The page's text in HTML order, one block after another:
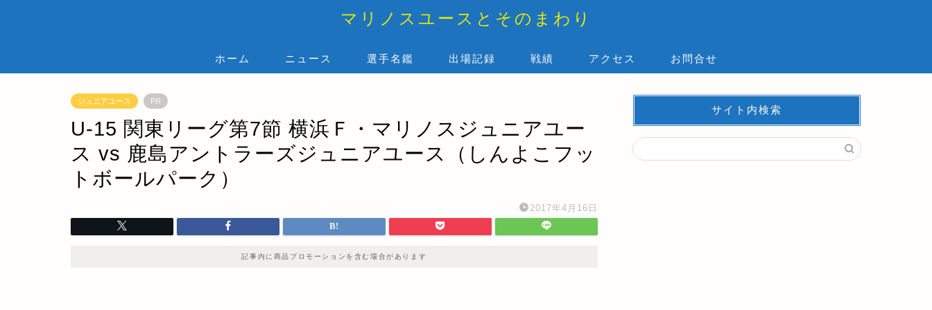
マリノスユースとそのまわり
ホーム ニュース 選手名鑑 出場記録 戦績 アクセス お問合せ
ジュニアユース PR
U-15 関東リーグ第7節 横浜Ｆ・マリノスジュニアユー
ス vs 鹿島アントラーズジュニアユース（しんよこフッ
トボールパーク）
2017年4月16日
記事内に商品プロモーションを含む場合があります
サイト内検索